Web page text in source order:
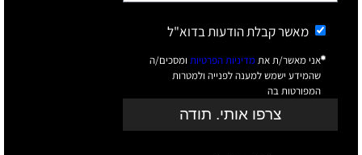
מאשר קבלת הודעות בדוא"ל
אני מאשר/ת אתמדיניות הפרטיות ומסכים/ה
שהמידע ישמש למענה לפנייה ולמטרות
המפורטות בה
צרפו אותי. תודה